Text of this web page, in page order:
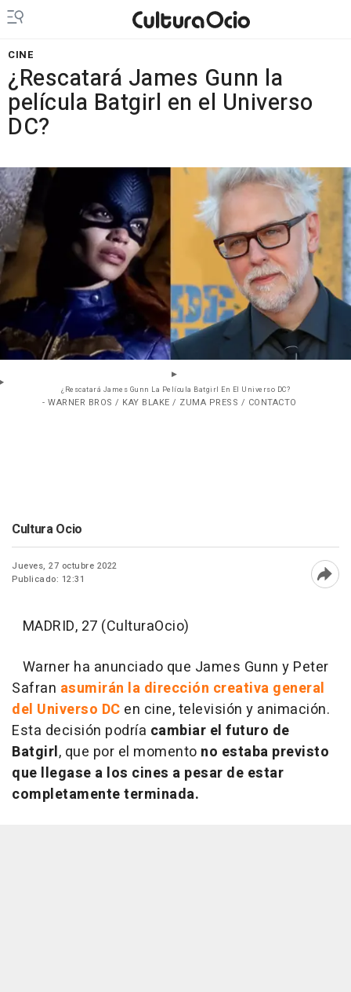
CINE
¿Rescatará James Gunn la
película Batgirl en el Universo
DC?
¿Rescatará James Gunn La Película Batgirl En El Universo DC?
- WARNER BROS / KAY BLAKE / ZUMA PRESS / CONTACTO
Cultura Ocio
Jueves, 27 octubre 2022
Publicado: 12:31
MADRID, 27 (CulturaOcio)
Warner ha anunciado que James Gunn y Peter
Safran asumirán la dirección creativa general
del Universo DC en cine, televisión y animación.
Esta decisión podría cambiar el futuro de
Batgirl, que por el momento no estaba previsto
que llegase a los cines a pesar de estar
completamente terminada.